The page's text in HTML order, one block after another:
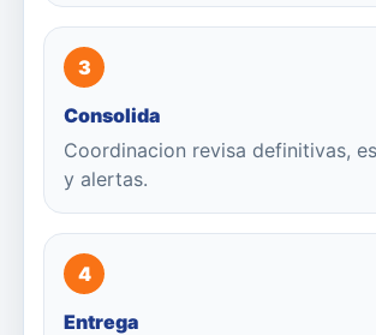
3
Consolida
Coordinacion revisa definitivas,
y alertas.
4
Entrega